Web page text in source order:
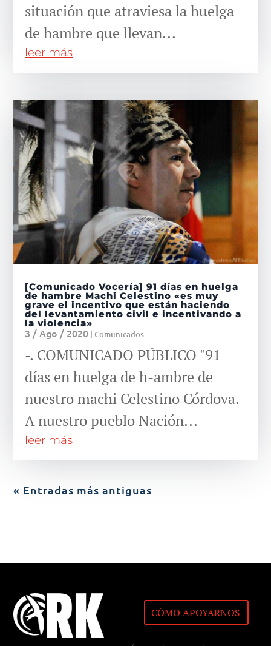
situación que atraviesa la huelga
de hambre que llevan...
leer más
[Comunicado Vocería] 91 días en huelga
de hambre Machi Celestino «es muy
grave el incentivo que están haciendo
del levantamiento civil e incentivando a
la violencia»
3 / Ago / 2020 |Comunicados
-. COMUNICADO PÚBLICO "91
días en huelga de h-ambre de
nuestro machi Celestino Córdova.
A nuestro pueblo Nación...
leer más
« Entradas más antiguas
CÓMO APOYARNOS